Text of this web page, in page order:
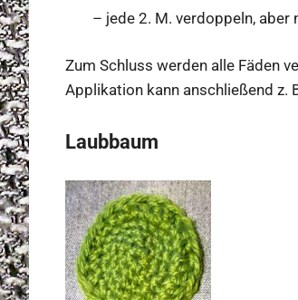
– jede 2. M. verdoppeln,
Zum Schluss werden alle Fäden
Applikation kann anschließend z.
Laubbaum